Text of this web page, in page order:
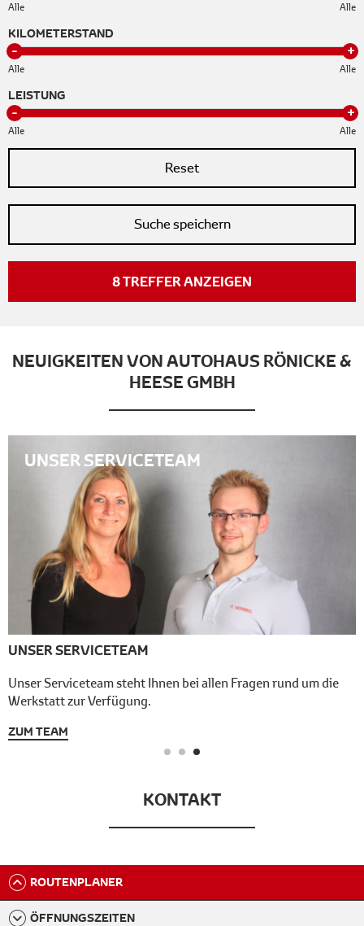
Alle Alle
KILOMETERSTAND
Alle Alle
LEISTUNG
Alle Alle
Reset
Suche speichern
8TREFFER ANZEIGEN
NEUIGKEITEN VON AUTOHAUS RÖNICKE &
HEESE GMBH
UNSER SERVICETEAM
UNSER SERVICETEAM
Unser Serviceteam steht Ihnen bei allen Fragen rund um die
Werkstatt zur Verfügung.
ZUM TEAM
KONTAKT
ROUTENPLANER
ÖFFNUNGSZEITEN